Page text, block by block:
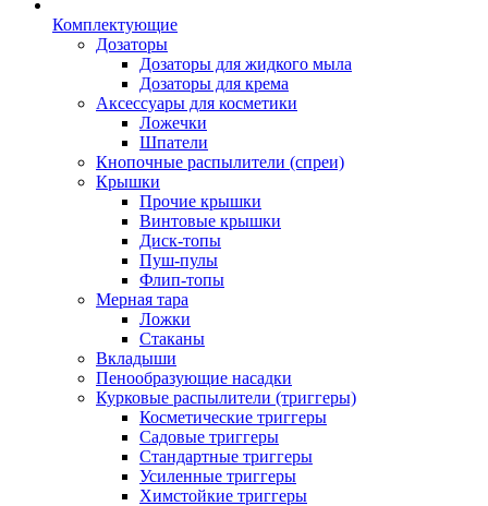
Комплектующие
Дозаторы
Дозаторы для жидкого мыла
Дозаторы для крема
Аксессуары для косметики
Ложечки
Шпатели
Кнопочные распылители (спреи)
Крышки
Прочие крышки
Винтовые крышки
Диск-топы
Пуш-пулы
Флип-топы
Мерная тара
Ложки
Стаканы
Вкладыши
Пенообразующие насадки
Курковые распылители (триггеры)
Косметические триггеры
Садовые триггеры
Стандартные триггеры
Усиленные триггеры
Химстойкие триггеры